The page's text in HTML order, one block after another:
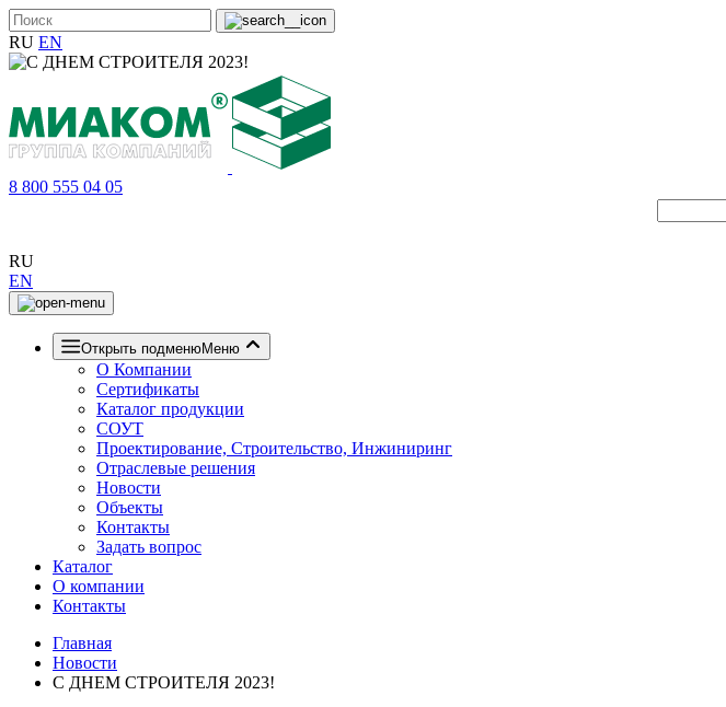
RU EN
8 800 555 04 05
RU
EN
Открыть подменюМеню
О Компании
Сертификаты
Каталог продукции
СОУТ
Проектирование, Строительство, Инжиниринг
Отраслевые решения
Новости
Объекты
Контакты
Задать вопрос
Каталог
О компании
Контакты
Главная
Новости
С ДНЕМ СТРОИТЕЛЯ 2023!